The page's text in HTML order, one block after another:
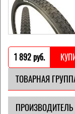
1 892 pуб.
ТОВАРНАЯ
ПРОИЗВОДИТЕЛЬ